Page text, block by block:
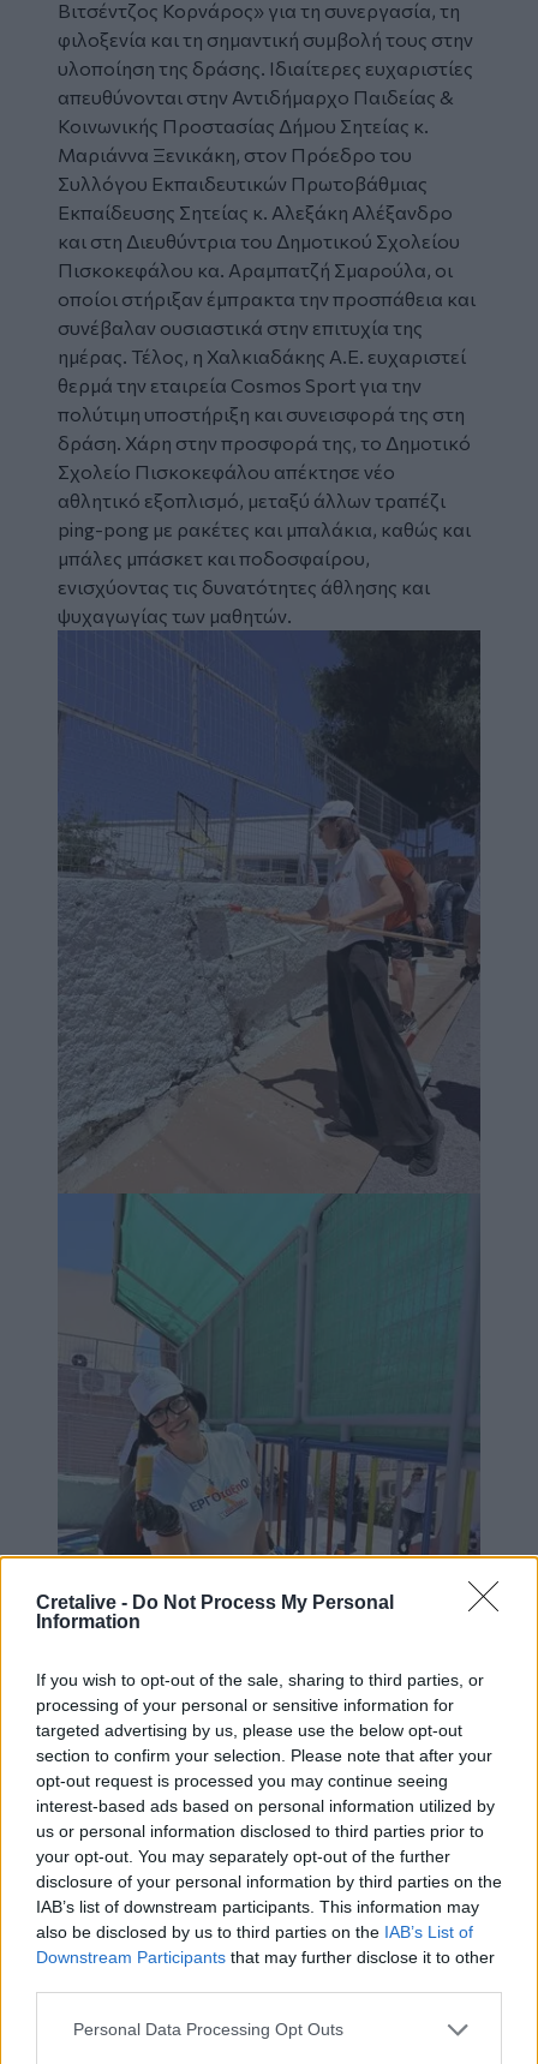
Cretalive - Do Not Process My Personal
Information
If you wish to opt-out of the sale, sharing to third parties, or
processing of your personal or sensitive information for
targeted advertising by us, please use the below opt-out
section to confirm your selection. Please note that after your
opt-out request is processed you may continue seeing
interest-based ads based on personal information utilized by
us or personal information disclosed to third parties prior to
your opt-out. You may separately opt-out of the further
disclosure of your personal information by third parties on the
IAB’s list of downstream participants. This information may
also be disclosed by us to third parties on the IAB’s List of
Downstream Participants that may further disclose it to other
Personal Data Processing Opt Outs
Βιτσέντζος Κορνάρος» για τη συνεργασία, τη
φιλοξενία και τη σημαντική συμβολή τους στην
υλοποίηση της δράσης. Ιδιαίτερες ευχαριστίες
απευθύνονται στην Αντιδήμαρχο Παιδείας &
Κοινωνικής Προστασίας Δήμου Σητείας κ.
Μαριάννα Ξενικάκη, στον Πρόεδρο του
Συλλόγου Εκπαιδευτικών Πρωτοβάθμιας
Εκπαίδευσης Σητείας κ. Αλεξάκη Αλέξανδρο
και στη Διευθύντρια του Δημοτικού Σχολείου
Πισκοκεφάλου κα. Αραμπατζή Σμαρούλα, οι
οποίοι στήριξαν έμπρακτα την προσπάθεια και
συνέβαλαν ουσιαστικά στην επιτυχία της
ημέρας. Τέλος, η Χαλκιαδάκης Α.Ε. ευχαριστεί
θερμά την εταιρεία Cosmos Sport για την
πολύτιμη υποστήριξη και συνεισφορά της στη
δράση. Χάρη στην προσφορά της, το Δημοτικό
Σχολείο Πισκοκεφάλου απέκτησε νέο
αθλητικό εξοπλισμό, μεταξύ άλλων τραπέζι
ping-pong με ρακέτες και μπαλάκια, καθώς και
μπάλες μπάσκετ και ποδοσφαίρου,
ενισχύοντας τις δυνατότητες άθλησης και
ψυχαγωγίας των μαθητών.
Η ανταπόκριση της τοπικής κοινωνίας υπήρξε
ιδιαίτερα συγκινητική. Με ευχαριστήριες
επιστολές τους, τόσο ο Πολιτιστικός Σύλλογος
όσο και η Διεύθυνση του Δημοτικού Σχολείου
Πισκοκεφάλου αναγνώρισαν τη σημασία της
πρωτοβουλίας, τονίζοντας ότι η δράση
συνέβαλε ουσιαστικά στη βελτίωση του
σχολικού περιβάλλοντος και αποτελεί
κοινωνικής προσφοράς. Παράλληλα,